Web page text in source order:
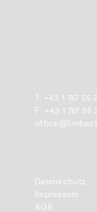
T: +43 1 767 55
F: +43 1 767 55
Datenschutz
Impressum
AGB